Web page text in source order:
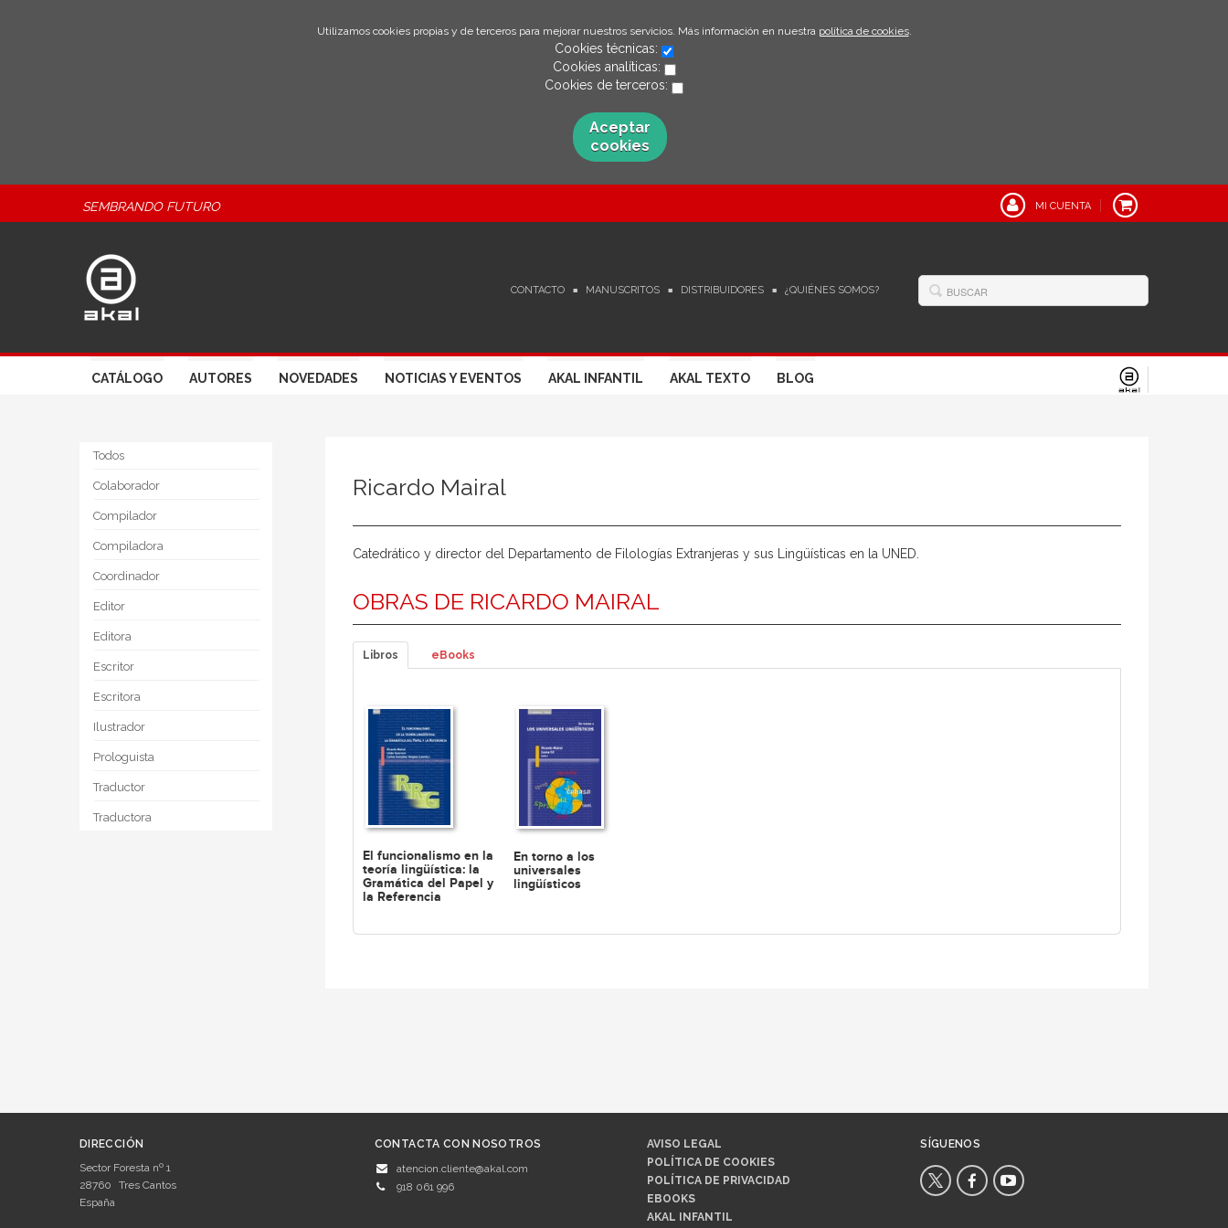
Utilizamos cookies propias y de terceros para mejorar nuestros servicios. Más información en nuestra política de cookies.
Cookies técnicas:
Cookies analíticas:
Cookies de terceros:
Aceptar
cookies
SEMBRANDO FUTURO MI CUENTA
CONTACTO MANUSCRITOS DISTRIBUIDORES ¿QUIÉNES SOMOS?
CATÁLOGO AUTORES NOVEDADES NOTICIAS Y EVENTOS AKAL INFANTIL AKAL TEXTO BLOG
Todos
Colaborador
Compilador
Compiladora
Coordinador
Editor
Editora
Escritor
Escritora
Ilustrador
Prologuista
Traductor
Traductora
Ricardo Mairal
Catedrático y director del Departamento de Filologías Extranjeras y sus Lingüísticas en la UNED.
OBRAS DE RICARDO MAIRAL
Libros eBooks
El funcionalismo en la
teoría lingüística: la
Gramática del Papel y
la Referencia
En torno a los
universales
lingüísticos
DIRECCIÓN
Sector Foresta nº 1
28760
Tres Cantos
España
CONTACTA CON NOSOTROS
atencion.cliente@akal.com
918 061 996
AVISO LEGAL
POLÍTICA DE COOKIES
POLÍTICA DE PRIVACIDAD
EBOOKS
AKAL INFANTIL
SÍGUENOS